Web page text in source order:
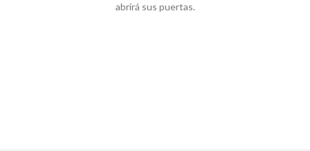
abrirá sus puertas.